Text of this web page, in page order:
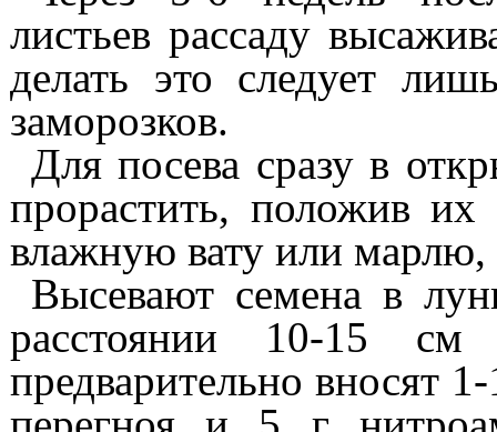
листьев рассаду
делать это следует
заморозков.
Для посева сразу в
прорастить, положив
влажную вату или
Высевают семена в
расстоянии 10-15 см
предварительно вносят